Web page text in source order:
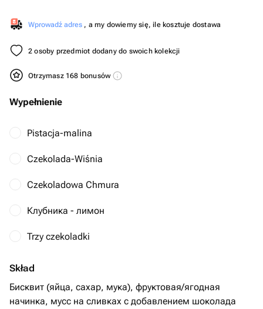
Wprowadź adres , a my dowiemy się, ile kosztuje dostawa
2 osoby przedmiot dodany do swoich kolekcji
Otrzymasz 168 bonusów
Wypełnienie
Pistacja-malina
Czekolada-Wiśnia
Czekoladowa Chmura
Клубника - лимон
Trzy czekoladki
Skład
Бисквит (яйца, сахар, мука), фруктовая/ягодная
начинка, мусс на сливках с добавлением шоколада